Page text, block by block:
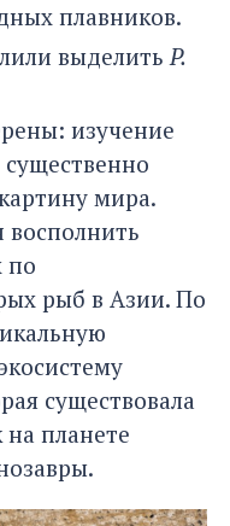
плавников.
выделитьP.
изучение
мира.
по
рыб в Азии. По
существовала
на планете